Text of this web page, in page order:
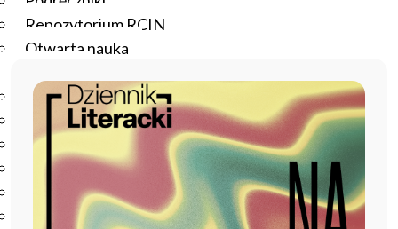
Repozytorium RCIN
Otwarta nauka
Studia podyplomowe
Szkolenia
Szkoła Doktorska Anthropos
Erasmus
Olimpiada Literatury i Języka Polskiego